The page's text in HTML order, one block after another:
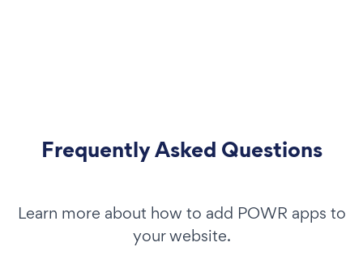
Frequently Asked Questions
Learn more about how to add POWR apps to
your website.